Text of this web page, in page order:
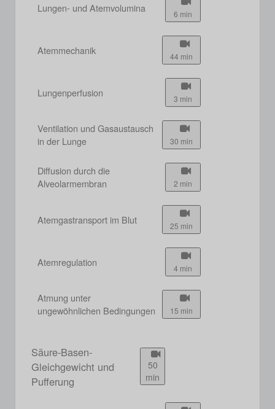
Lungen- und Atemvolumina 6 min
Atemmechanik 44 min
Lungenperfusion 3 min
Ventilation und Gasaustausch
in der Lunge
30 min
Diffusion durch die
Alveolarmembran
2 min
Atemgastransport im Blut 25 min
Atemregulation 4 min
Atmung unter
ungewöhnlichen Bedingungen
15 min
Säure-Basen-
Gleichgewicht und
Pufferung
50
min